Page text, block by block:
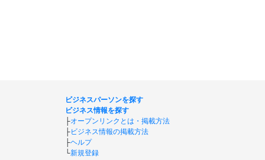
ビジネスパーソンを探す
ビジネス情報を探す
├オープンリンクとは・掲載方法
├ビジネス情報の掲載方法
├ヘルプ
└新規登録